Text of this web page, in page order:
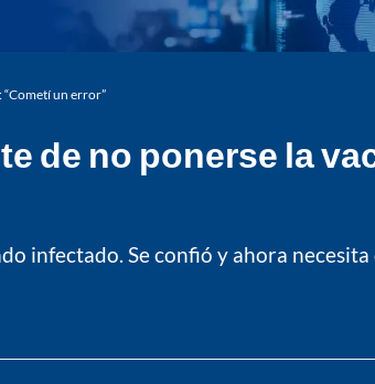
un error”
de no ponerse la
infectado. Se confió y ahora